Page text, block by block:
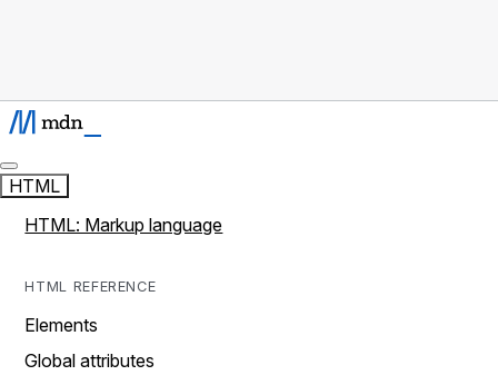
HTML
HTML: Markup language
HTML REFERENCE
Elements
Global attributes